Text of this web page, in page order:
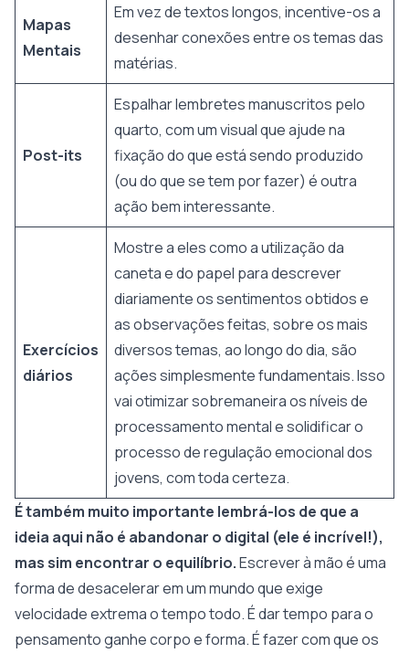
Mapas
Mentais
Em vez de textos longos, incentive-os a
desenhar conexões entre os temas das
matérias.
Post-its
Espalhar lembretes manuscritos pelo
quarto, com um visual que ajude na
fixação do que está sendo produzido
(ou do que se tem por fazer) é outra
ação bem interessante.
Exercícios
diários
Mostre a eles como a utilização da
caneta e do papel para descrever
diariamente os sentimentos obtidos e
as observações feitas, sobre os mais
diversos temas, ao longo do dia, são
ações simplesmente fundamentais. Isso
vai otimizar sobremaneira os níveis de
processamento mental e solidificar o
processo de regulação emocional dos
jovens, com toda certeza.
É também muito importante lembrá-los de que a
ideia aqui não é abandonar o digital (ele é incrível!),
mas sim encontrar o equilíbrio.Escrever à mão é uma
forma de desacelerar em um mundo que exige
velocidade extrema o tempo todo. É dar tempo para o
pensamento ganhe corpo e forma. É fazer com que os